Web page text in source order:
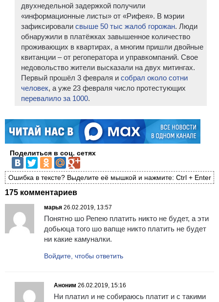
двухнедельной задержкой получили
«информационные листы» от «Рифея». В мэрии
зафиксировали свыше 50 тыс жалоб горожан. Люди
обнаружили в платёжках завышенное количество
проживающих в квартирах, а многим пришли двойные
квитанции – от регоператора и управкомпаний. Свое
недовольство жители высказали на двух митингах.
Первый прошёл 3 февраля и собрал около сотни
человек, а уже 23 февраля число протестующих
перевалило за 1000.
Поделиться в соц. сетях
Ошибка в тексте? Выделите её мышкой и нажмите: Ctrl + Enter
175 комментариев
марья 26.02.2019, 13:57
Понятно шо Репею платить никто не будет, а эти
добьюца того шо вапще никто платить не будет
ни какие камуналки.
Войдите, чтобы ответить
Аноним 26.02.2019, 15:16
Ни платил и не собираюсь платит и с такими